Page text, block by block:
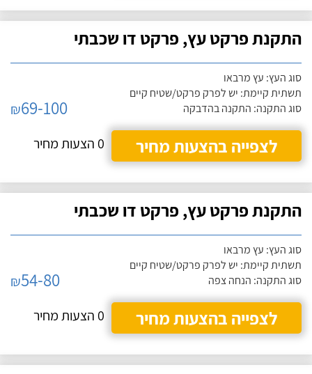
התקנת פרקט עץ, פרקט דו שכבתי
סוג העץ: עץ מרבאו
תשתית קיימת: יש לפרק פרקט/שטיח קיים
סוג התקנה: התקנה בהדבקה
₪69-100
לצפייה בהצעות מחיר
0 הצעות מחיר
התקנת פרקט עץ, פרקט דו שכבתי
סוג העץ: עץ מרבאו
תשתית קיימת: יש לפרק פרקט/שטיח קיים
סוג התקנה: הנחה צפה
₪54-80
לצפייה בהצעות מחיר
0 הצעות מחיר